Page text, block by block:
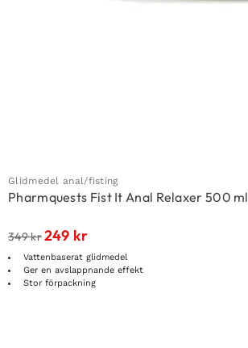
Glidmedel anal/fisting
Pharmquests Fist It Anal Relaxer 500 ml
349kr249 kr
Vattenbaserat glidmedel
Ger en avslappnande effekt
Stor förpackning